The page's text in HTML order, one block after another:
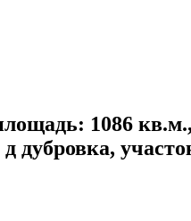
1086
дубровка,